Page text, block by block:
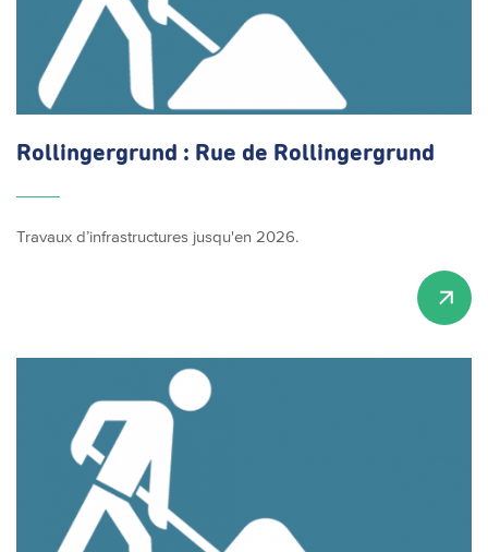
Rollingergrund : Rue de Rollingergrund
Travaux d’infrastructures jusqu'en 2026.